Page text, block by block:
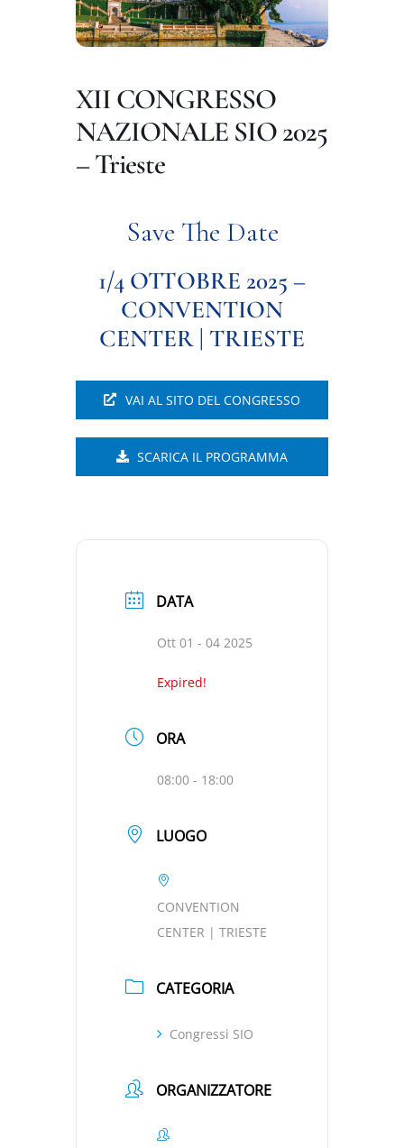
DIVULGAZIONE
AREA SOCI
XII CONGRESSO
NAZIONALE SIO 2025
– Trieste
Save The Date
1/4 OTTOBRE 2025 –
CONVENTION
CENTER | TRIESTE
VAI AL SITO DEL CONGRESSO
SCARICA IL PROGRAMMA
DATA
Ott 01 - 04 2025
Expired!
ORA
08:00 - 18:00
LUOGO
CONVENTION
CENTER | TRIESTE
CATEGORIA
Congressi SIO
ORGANIZZATORE